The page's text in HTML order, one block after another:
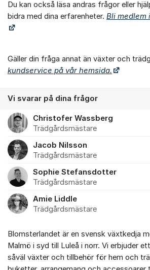
Du kan också läsa andras frågor eller
bidra med dina erfarenheter. Bli medlem
Gäller din fråga annat än växter och
kundservice på vår hemsida.
Vi svarar på dina frågor
Christofer Wassberg
Trädgårdsmästare
Jacob Nilsson
Trädgårdsmästare
Sophie Stefansdotter
Trädgårdsmästare
Amie Liddle
Trädgårdsmästare
Blomsterlandet är en svensk växtkedja
Malmö i syd till Luleå i norr. Vi erbjuder
såväl växter och tillbehör för hem och